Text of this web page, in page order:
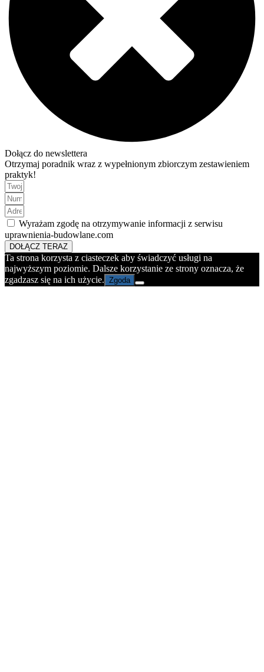
Dołącz do newslettera
Otrzymaj poradnik wraz z wypełnionym zbiorczym zestawieniem
praktyk!
Wyrażam zgodę na otrzymywanie informacji z serwisu
uprawnienia-budowlane.com
DOŁĄCZ TERAZ
Ta strona korzysta z ciasteczek aby świadczyć usługi na
najwyższym poziomie. Dalsze korzystanie ze strony oznacza, że
zgadzasz się na ich użycie. Zgoda